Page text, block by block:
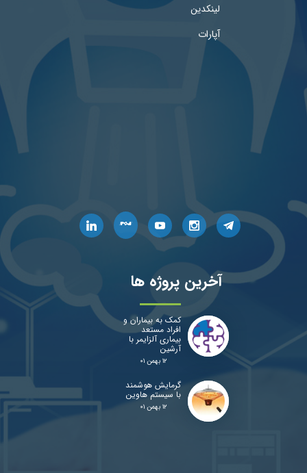
آخرین پروژه ها
لینکدین
آپارات
کمک به بیماران و
افراد مستعد
بیماری آلزایمر با
آرشین
۱۲ بهمن ۰۱
گرمایش هوشمند
با سیستم هاوین
۱۲ بهمن ۰۱